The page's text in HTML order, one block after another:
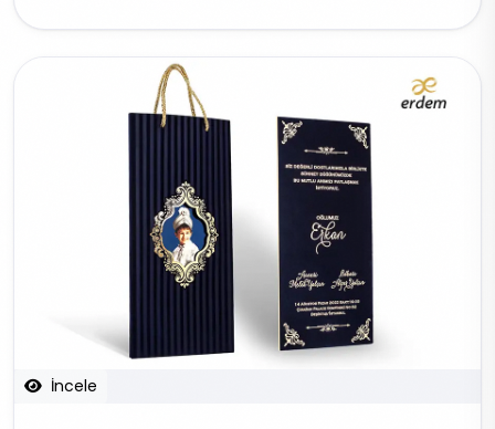
İncele